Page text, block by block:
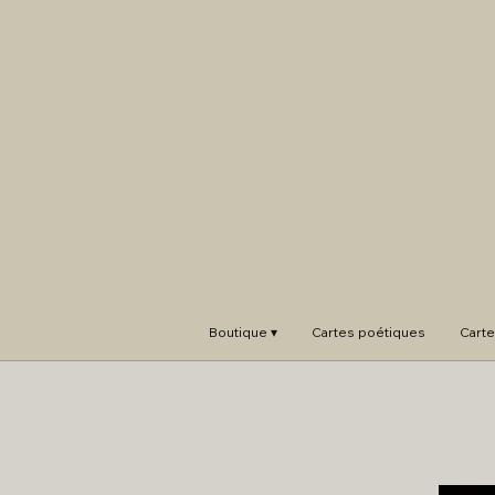
Boutique ▾ Cartes poétiques